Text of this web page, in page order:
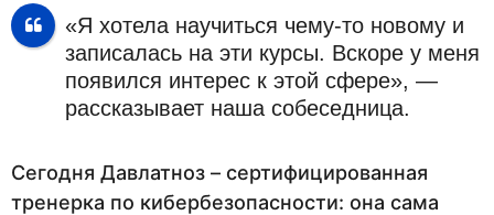
«Я хотела научиться чему-то новому и
записалась на эти курсы. Вскоре у меня
появился интерес к этой сфере», —
рассказывает наша собеседница.
Сегодня Давлатноз – сертифицированная
тренерка по кибербезопасности: она сама